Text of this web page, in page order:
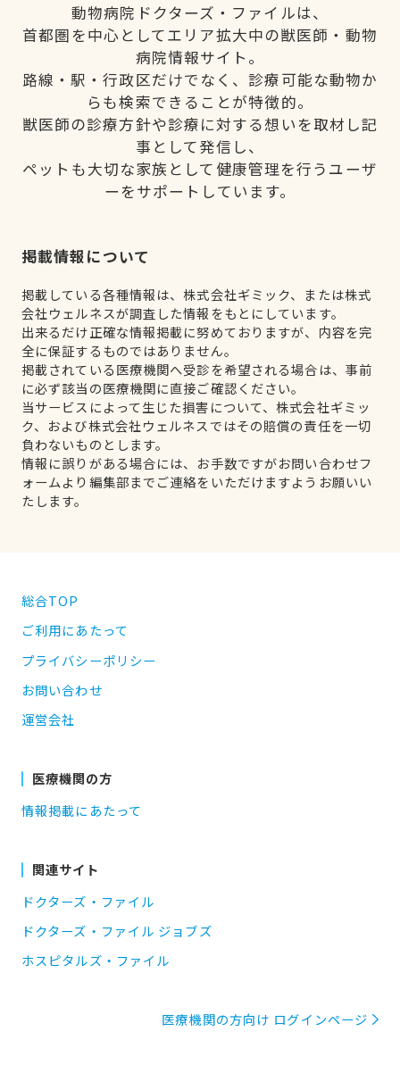
動物病院ドクターズ・ファイルは、
首都圏を中心としてエリア拡大中の獣医師・動物
病院情報サイト。
路線・駅・行政区だけでなく、診療可能な動物か
らも検索できることが特徴的。
獣医師の診療方針や診療に対する想いを取材し記
事として発信し、
ペットも大切な家族として健康管理を行うユーザ
ーをサポートしています。
掲載情報について
掲載している各種情報は、株式会社ギミック、または株式
会社ウェルネスが調査した情報をもとにしています。
出来るだけ正確な情報掲載に努めておりますが、内容を完
全に保証するものではありません。
掲載されている医療機関へ受診を希望される場合は、事前
に必ず該当の医療機関に直接ご確認ください。
当サービスによって生じた損害について、株式会社ギミッ
ク、および株式会社ウェルネスではその賠償の責任を一切
負わないものとします。
情報に誤りがある場合には、お手数ですがお問い合わせフ
ォームより編集部までご連絡をいただけますようお願いい
たします。
総合TOP
ご利用にあたって
プライバシーポリシー
お問い合わせ
運営会社
医療機関の方
情報掲載にあたって
関連サイト
ドクターズ・ファイル
ドクターズ・ファイル ジョブズ
ホスピタルズ・ファイル
医療機関の方向け ログインページ